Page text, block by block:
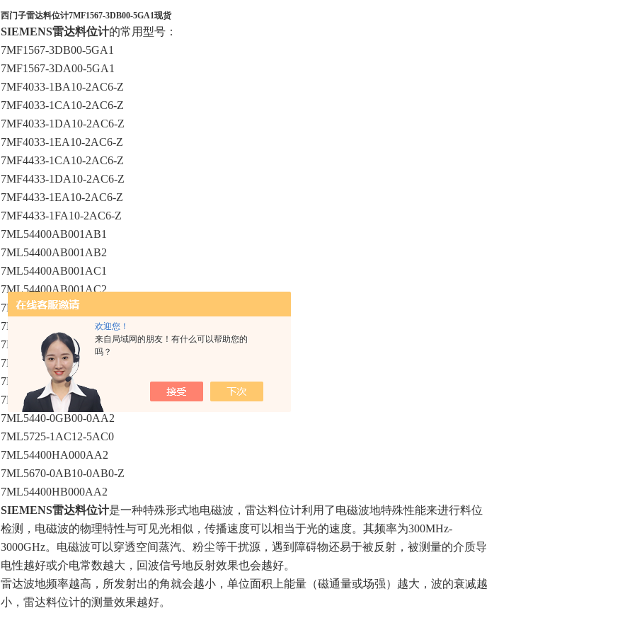
欢迎您！
来自局域网的朋友！有什么可以帮助您的
吗？
西门子雷达料位计7MF1567-3DB00-5GA1现货
SIEMENS雷达料位计的常用型号：
7MF1567-3DB00-5GA1
7MF1567-3DA00-5GA1
7MF4033-1BA10-2AC6-Z
7MF4033-1CA10-2AC6-Z
7MF4033-1DA10-2AC6-Z
7MF4033-1EA10-2AC6-Z
7MF4433-1CA10-2AC6-Z
7MF4433-1DA10-2AC6-Z
7MF4433-1EA10-2AC6-Z
7MF4433-1FA10-2AC6-Z
7ML54400AB001AB1
7ML54400AB001AB2
7ML54400AB001AC1
7ML54400AB001AC2
7ML54400BA000AA1
7ML54400BA000AA2
7ML54400BA000AB1
7ML5440-0GA00-0AA2
7ML54400HB000AA2
7ML5440-0JA00-0AA2
7ML5440-0GB00-0AA2
7ML5725-1AC12-5AC0
7ML54400HA000AA2
7ML5670-0AB10-0AB0-Z
7ML54400HB000AA2
SIEMENS雷达料位计是一种特殊形式地电磁波，雷达料位计利用了电磁波地特殊性能来进行料位
检测，电磁波的物理特性与可见光相似，传播速度可以相当于光的速度。其频率为300MHz-
3000GHz。电磁波可以穿透空间蒸汽、粉尘等干扰源，遇到障碍物还易于被反射，被测量的介质导
电性越好或介电常数越大，回波信号地反射效果也会越好。
雷达波地频率越高，所发射出的角就会越小，单位面积上能量（磁通量或场强）越大，波的衰减越
小，雷达料位计的测量效果越好。